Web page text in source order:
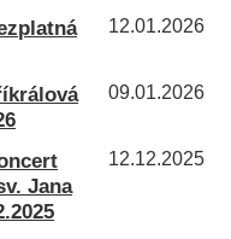
12.01.2026
09.01.2026
12.12.2025
Jana